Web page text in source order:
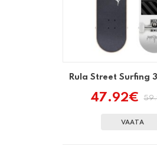
Rula Street Surfing
oli:
47.92€
on:
VAATA